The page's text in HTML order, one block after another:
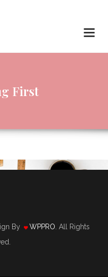
First
By WPPRO . All Rights